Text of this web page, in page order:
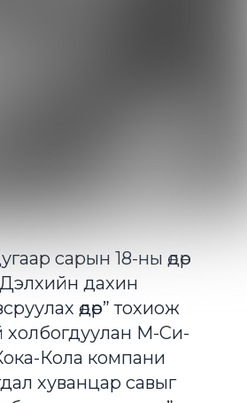
сарын 18-ны өдөр
дахин
өдөр” тохиож
холбогдуулан М-Си-
Кола компани
хуванцар савыг